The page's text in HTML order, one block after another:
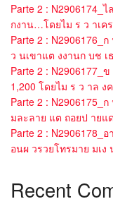
Parte 2 : N2906174_
กงาน…โดยไม ร ว าเค
Parte 2 : N2906176_
ว นเขาแต งงานก บช เ
Parte 2 : N2906177_
1,200 โดยไม ร ว าล
Parte 2 : N2906175_
มละลาย แต ถอยป ายแ
Parte 2 : N2906178_
อนผ วรวยโทรมาย มเ
Recent